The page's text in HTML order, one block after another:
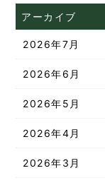
アーカイブ
2026年7月
2026年6月
2026年5月
2026年4月
2026年3月